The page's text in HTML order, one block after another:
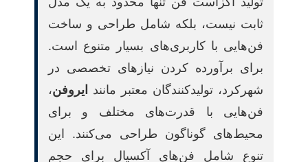
ثابت نیست، بلکه شامل طراحی و ساخت
فن‌هایی با کاربری‌های بسیار متنوع است.
برای برآورده کردن نیازهای تخصصی در
شهرکرد، تولیدکنندگان معتبر مانند
ایروفن،
فن‌هایی با قدرت‌های مختلف و برای
محیط‌های گوناگون طراحی می‌کنند. این
تنوع شامل فن‌های آکسیال برای حجم